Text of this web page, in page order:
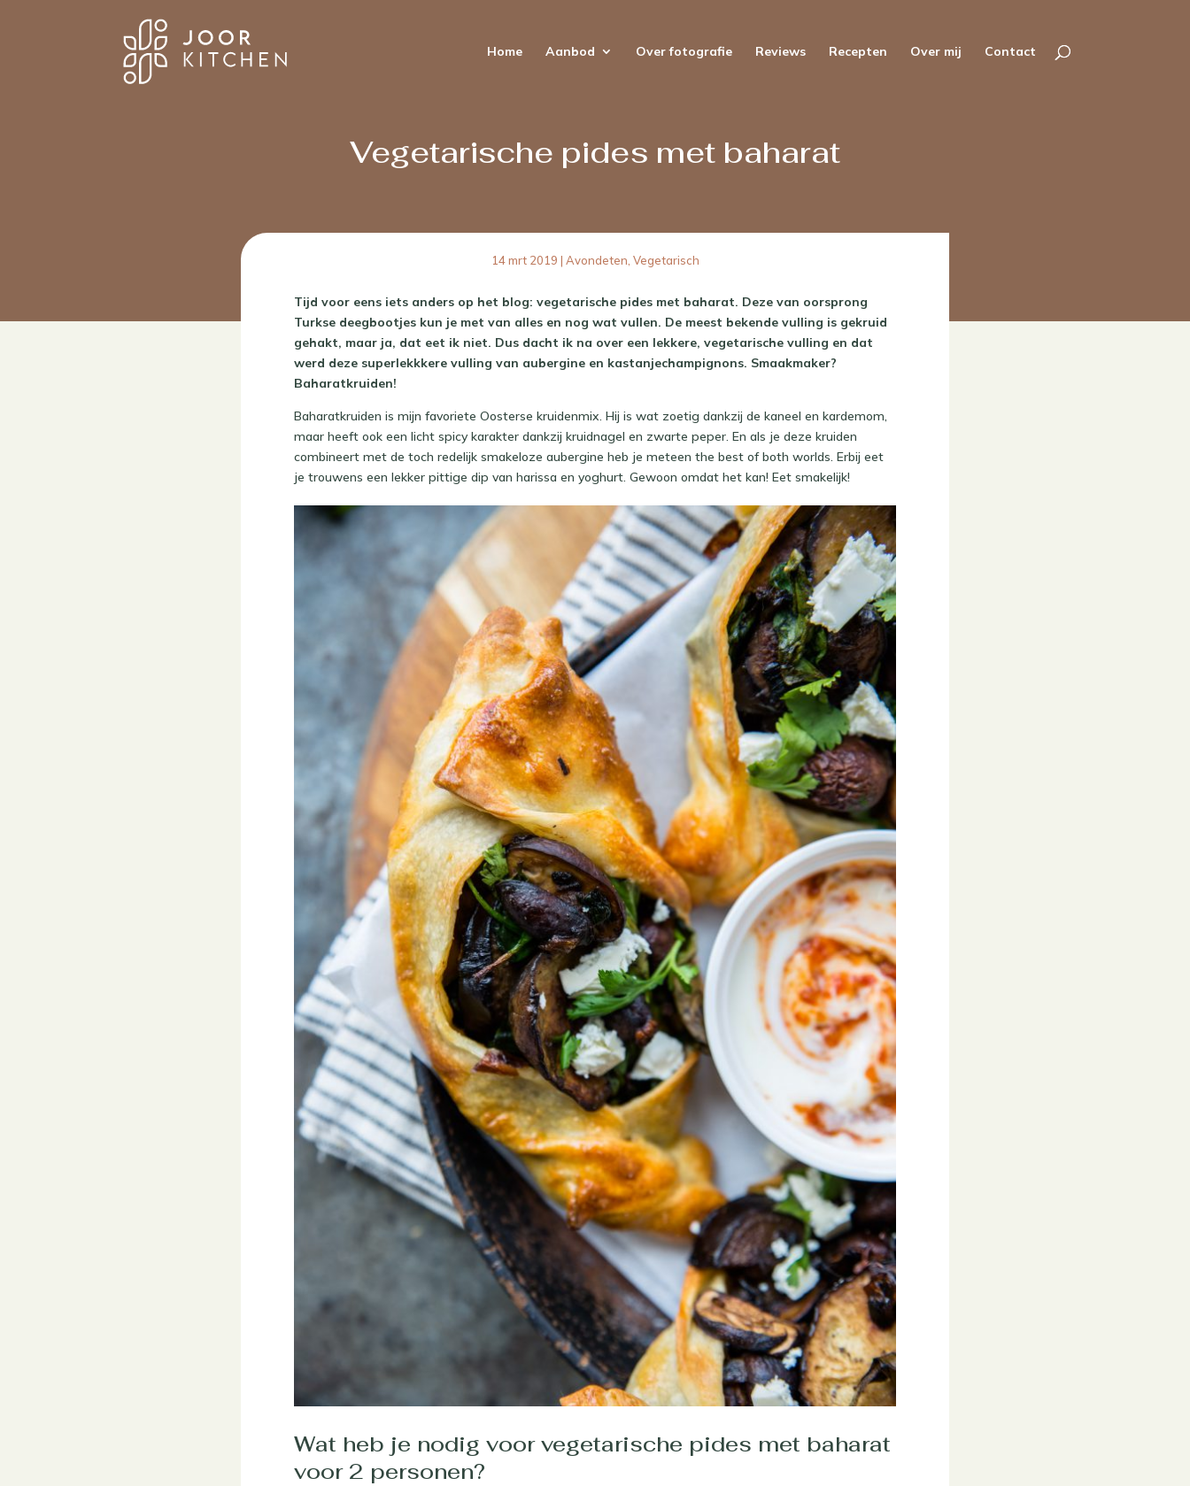
Home Aanbod Over fotografie Reviews Recepten Over mij Contact
Vegetarische pides met baharat
14 mrt 2019 | Avondeten Vegetarisch
Tijd voor eens iets anders op het blog: vegetarische pides met baharat. Deze van oorsprong
Turkse deegbootjes kun je met van alles en nog wat vullen. De meest bekende vulling is gekruid
gehakt, maar ja, dat eet ik niet. Dus dacht ik na over een lekkere, vegetarische vulling en dat
werd deze superlekkkere vulling van aubergine en kastanjechampignons. Smaakmaker?
Baharatkruiden!
Baharatkruiden is mijn favoriete Oosterse kruidenmix. Hij is wat zoetig dankzij de kaneel en kardemom,
maar heeft ook een licht spicy karakter dankzij kruidnagel en zwarte peper. En als je deze kruiden
combineert met de toch redelijk smakeloze aubergine heb je meteen the best of both worlds. Erbij eet
je trouwens een lekker pittige dip van harissa en yoghurt. Gewoon omdat het kan! Eet smakelijk!
Wat heb je nodig voor vegetarische pides met baharat
voor 2 personen?